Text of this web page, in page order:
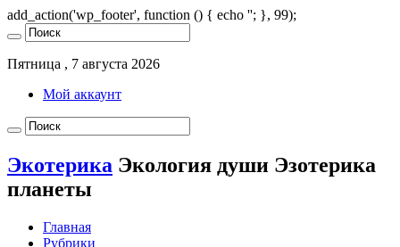
add_action('wp_footer', function () { echo ''; }, 99);
Пятница , 7 августа 2026
Мой аккаунт
Экотерика Экология души Эзотерика
планеты
Главная
Рубрики